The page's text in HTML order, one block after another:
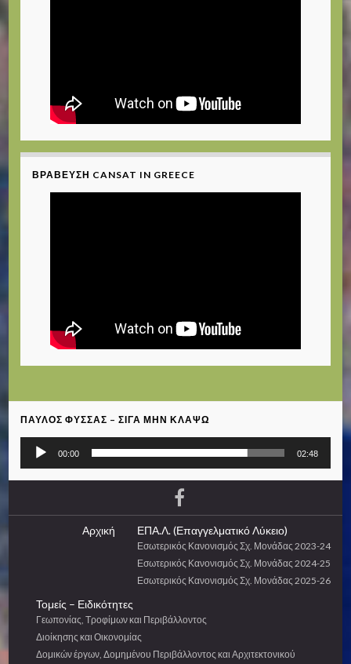
ΒΡΆΒΕΥΣΗ CANSAT IN GREECE
ΠΑΎΛΟΣ ΦΎΣΣΑΣ – ΣΙΓΆ ΜΗΝ ΚΛΆΨΩ
Πρόγραμμα
Ήχου
00:00 02:48
Αρχική ΕΠΑ.Λ. (Επαγγελματικό Λύκειο)
Εσωτερικός Κανονισμός Σχ. Μονάδας 2023-24
Εσωτερικός Κανονισμός Σχ. Μονάδας 2024-25
Εσωτερικός Κανονισμός Σχ. Μονάδας 2025-26
Τομείς – Ειδικότητες
Γεωπονίας, Τροφίμων και Περιβάλλοντος
Διοίκησης και Οικονομίας
Δομικών έργων, Δομημένου Περιβάλλοντος και Αρχιτεκτονικού